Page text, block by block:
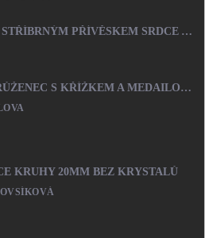
ŠŇŮRKOVÝ NÁRAMEK SE STŘÍBRNÝM PŘÍVĚSKEM SRDCE A KRYSTALY SWAROVSKI CRYSTAL (STŘÍBRO 925/1000)
OCELOVÝ NÁHRDELNÍK RŮŽENEC S KŘÍŽKEM A MEDAILONEM
KRUHY 20MM BEZ KRYSTALŮ